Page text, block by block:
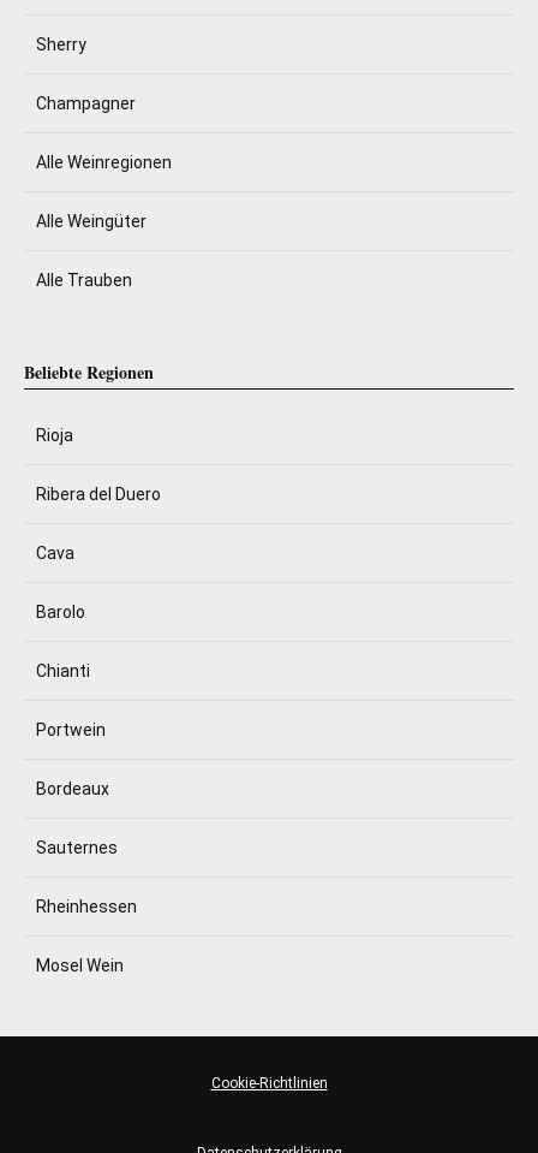
Sherry
Champagner
Alle Weinregionen
Alle Weingüter
Alle Trauben
Beliebte Regionen
Rioja
Ribera del Duero
Cava
Barolo
Chianti
Portwein
Bordeaux
Sauternes
Rheinhessen
Mosel Wein
Cookie-Richtlinien